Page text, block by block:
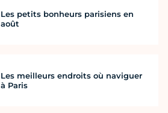
Les petits bonheurs parisiens en
août
Les meilleurs endroits où naviguer
à Paris